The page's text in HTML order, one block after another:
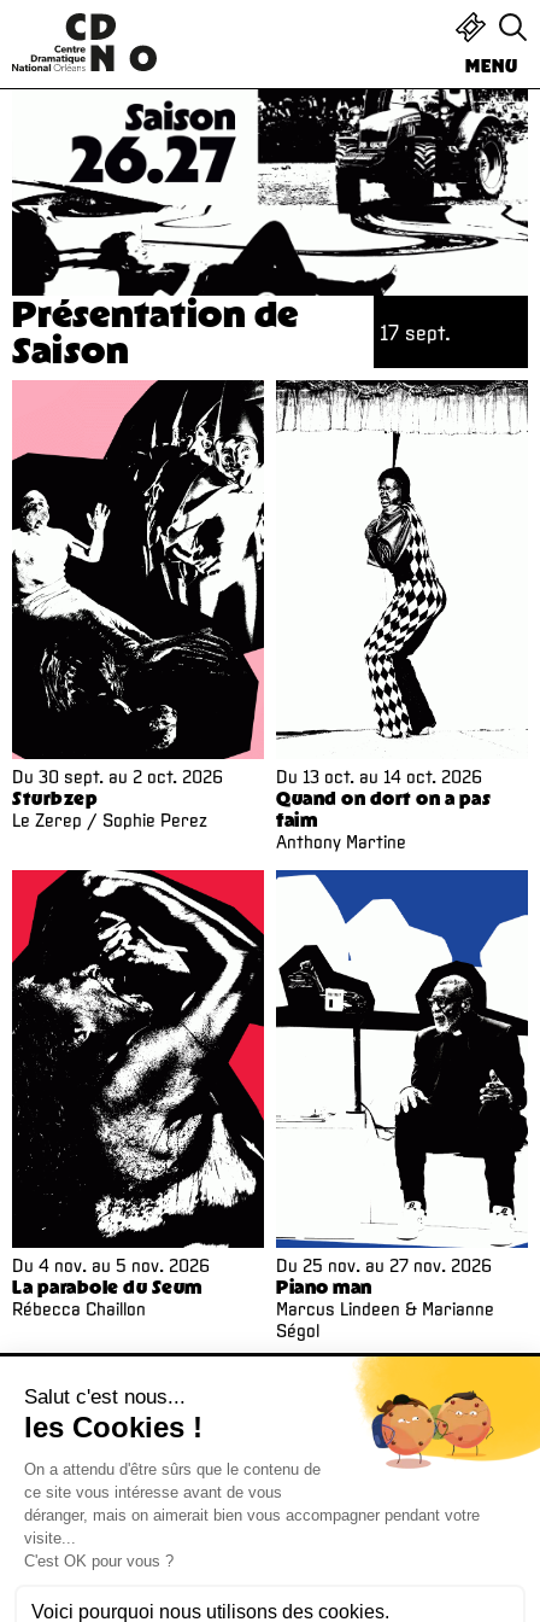
MENU
17 sept.
Présentation de
Saison
Du 30 sept. au 2 oct. 2026
Sturbzep
Le Zerep / Sophie Perez
Du 13 oct. au 14 oct. 2026
Quand on dort on a pas
faim
Anthony Martine
Du 4 nov. au 5 nov. 2026
La parabole du Seum
Rébecca Chaillon
Du 25 nov. au 27 nov. 2026
Piano man
Marcus Lindeen & Marianne
Ségol
> INFOS PRATIQUES > ABONNEMENT
Billetterie 02 38 81 01 00 (du mardi au vendredi de 14h à 18h)
Administration 02 38 62 15 55 –cdn@cdn-orleans.com
CDN Orléans / Centre-Val de Loire Boulevard Pierre Ségelle 45000 Orléans
Mentions légales
Email *